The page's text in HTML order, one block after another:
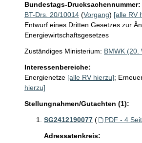
Bundestags-Drucksachennummer:
BT-Drs. 20/10014 (Vorgang) [alle RV
Entwurf eines Dritten Gesetzes zur
Energiewirtschaftsgesetzes
Zuständiges Ministerium: BMWK (20.
Interessenbereiche:
Energienetze [alle RV hierzu];
hierzu]
Stellungnahmen/Gutachten (1):
SG2412190077 ( PDF - 4
Adressatenkreis: